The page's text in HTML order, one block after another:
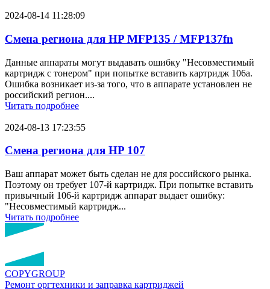
2024-08-14 11:28:09
Смена региона для HP MFP135 / MFP137fn
Данные аппараты могут выдавать ошибку "Несовместимый
картридж с тонером" при попытке вставить картридж 106a.
Ошибка возникает из-за того, что в аппарате установлен не
российский регион....
Читать подробнее
2024-08-13 17:23:55
Смена региона для HP 107
Ваш аппарат может быть сделан не для российского рынка.
Поэтому он требует 107-й картридж. При попытке вставить
привычный 106-й картридж аппарат выдает ошибку:
"Несовместимый картридж...
Читать подробнее
COPYGROUP
Ремонт оргтехники и заправка картриджей